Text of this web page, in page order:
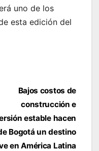
uno de los
esta edición del
Bajos costos de
construcción e
estable hacen
Bogotá un destino
en América Latina